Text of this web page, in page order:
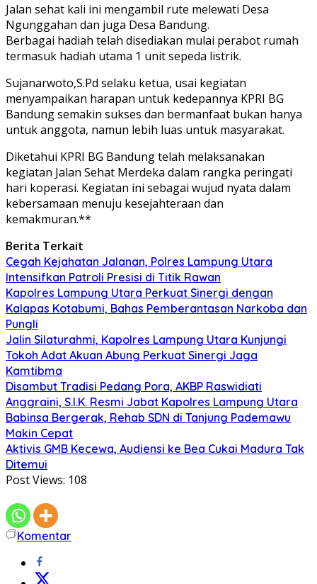
Jalan sehat kali ini mengambil rute melewati Desa
Ngunggahan dan juga Desa Bandung.
Berbagai hadiah telah disediakan mulai perabot rumah
termasuk hadiah utama 1 unit sepeda listrik.
Sujanarwoto,S.Pd selaku ketua, usai kegiatan
menyampaikan harapan untuk kedepannya KPRI BG
Bandung semakin sukses dan bermanfaat bukan hanya
untuk anggota, namun lebih luas untuk masyarakat.
Diketahui KPRI BG Bandung telah melaksanakan
kegiatan Jalan Sehat Merdeka dalam rangka peringati
hari koperasi. Kegiatan ini sebagai wujud nyata dalam
kebersamaan menuju kesejahteraan dan
kemakmuran.**
Berita Terkait
Cegah Kejahatan Jalanan, Polres Lampung Utara
Intensifkan Patroli Presisi di Titik Rawan
Kapolres Lampung Utara Perkuat Sinergi dengan
Kalapas Kotabumi, Bahas Pemberantasan Narkoba dan
Pungli
Jalin Silaturahmi, Kapolres Lampung Utara Kunjungi
Tokoh Adat Akuan Abung Perkuat Sinergi Jaga
Kamtibma
Disambut Tradisi Pedang Pora, AKBP Raswidiati
Anggraini, S.I.K. Resmi Jabat Kapolres Lampung Utara
Babinsa Bergerak, Rehab SDN di Tanjung Pademawu
Makin Cepat
Aktivis GMB Kecewa, Audiensi ke Bea Cukai Madura Tak
Ditemui
Post Views: 108
Komentar